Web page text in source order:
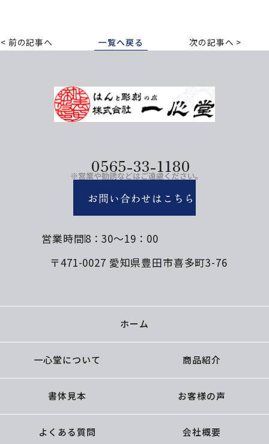
前の記事へ 一覧へ戻る 次の記事へ
0565-33-1180
お問い合わせはこちら
営業時間8：30～19：00
〒471-0027 愛知県豊田市喜多町3-76
ホーム
一心堂について 商品紹介
書体見本 お客様の声
よくある質問 会社概要